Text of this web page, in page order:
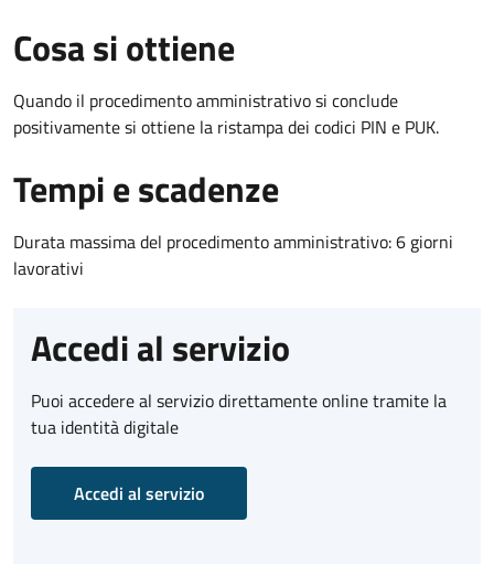
Cosa si ottiene
Quando il procedimento amministrativo si conclude
positivamente si ottiene la ristampa dei codici PIN e PUK.
Tempi e scadenze
Durata massima del procedimento amministrativo: 6 giorni
lavorativi
Accedi al servizio
Puoi accedere al servizio direttamente online tramite la
tua identità digitale
Accedi al servizio